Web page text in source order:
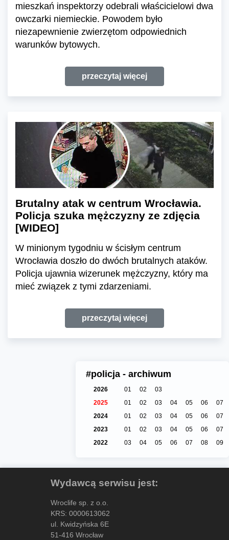
mieszkań inspektorzy odebrali właścicielowi dwa
owczarki niemieckie. Powodem było
niezapewnienie zwierzętom odpowiednich
warunków bytowych.
przeczytaj więcej
Brutalny atak w centrum Wrocławia.
Policja szuka mężczyzny ze zdjęcia
[WIDEO]
W minionym tygodniu w ścisłym centrum
Wrocławia doszło do dwóch brutalnych ataków.
Policja ujawnia wizerunek mężczyzny, który ma
mieć związek z tymi zdarzeniami.
przeczytaj więcej
#policja - archiwum
2026 01 02
03
2025
01 02 03 04 05 06
07
2024
01 02 03 04 05 06
07
2023
01 02 03 04 05 06
07
2022
03 04 05 06 07 08 09
Wydawcą serwisu jest:
Wroclife sp. z o.o.
KRS: 0000613062
ul. Kwidzyńska 6E
51-416 Wrocław